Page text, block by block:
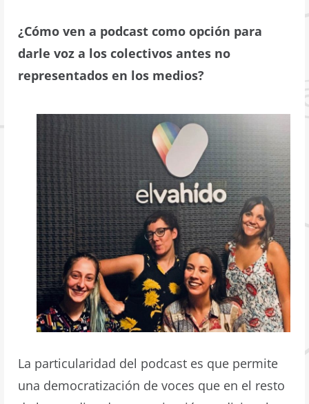
¿Cómo ven a podcast como opción para
darle voz a los colectivos antes no
representados en los medios?
La particularidad del podcast es que permite
una democratización de voces que en el resto